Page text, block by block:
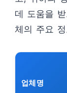
데 도움을
체의 주요
업체명